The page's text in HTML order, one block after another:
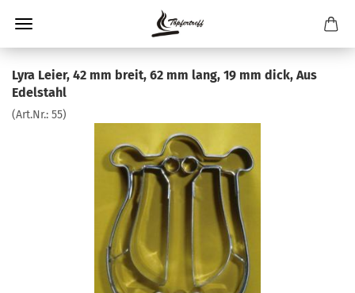
Lyra Leier, 42 mm breit, 62 mm lang, 19 mm dick, Aus
Edelstahl
(Art.Nr.: 55)